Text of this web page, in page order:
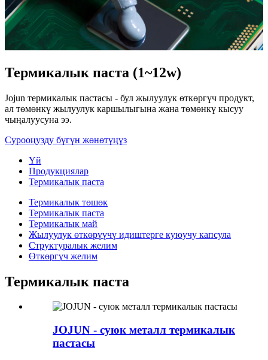
Термикалык паста (1~12w)
Jojun термикалык пастасы - бул жылуулук өткөргүч продукт,
ал төмөнкү жылуулук каршылыгына жана төмөнкү кысуу
чыңалуусуна ээ.
Сурооңузду бүгүн жөнөтүңүз
Үй
Продукциялар
Термикалык паста
Термикалык төшөк
Термикалык паста
Термикалык май
Жылуулук өткөрүүчү идиштерге куюучу капсула
Структуралык желим
Өткөргүч желим
Термикалык паста
JOJUN - суюк металл термикалык
пастасы